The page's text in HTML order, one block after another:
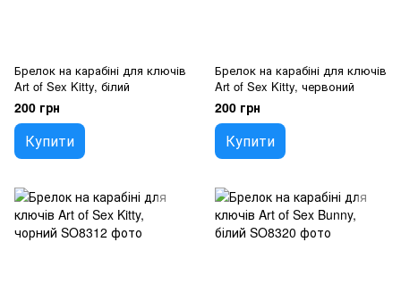
Брелок на карабіні для ключів
Art of Sex Kitty, білий
200 грн
Купити
Брелок на карабіні для ключів
Art of Sex Kitty, червоний
200 грн
Купити